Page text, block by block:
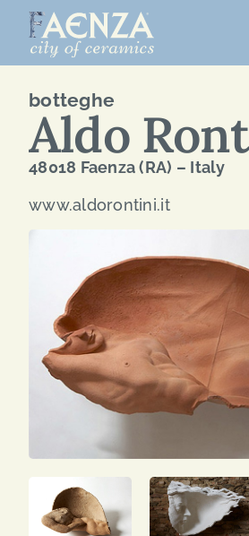
Skip
content
FOR:
botteghe
Aldo
48018 Faenza (RA) – Italy
www.aldorontini.it